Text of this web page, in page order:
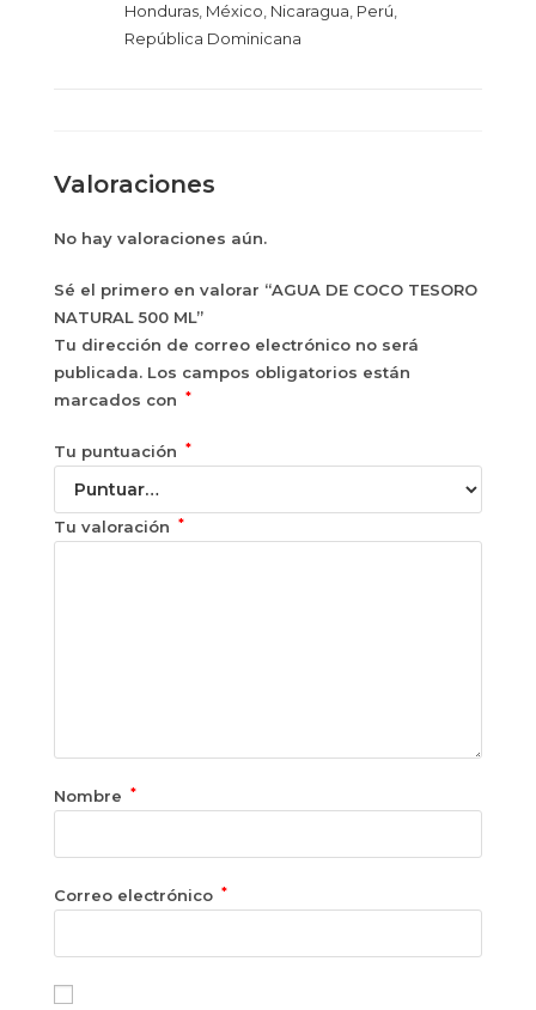
Honduras México Nicaragua Perú
República Dominicana
Valoraciones
No hay valoraciones aún.
Sé el primero en valorar “AGUA DE COCO TESORO
NATURAL 500 ML”
Tu dirección de correo electrónico no será
publicada. Los campos obligatorios están
marcados con
*
Tu puntuación *
Tu valoración *
Nombre *
Correo electrónico *